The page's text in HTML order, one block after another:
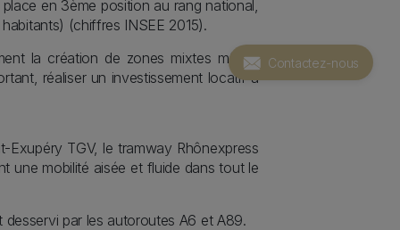
Sticky icon
Contactez-nous
en 3ème position au rang national,
(chiffres INSEE 2015).
la création de zones mixtes mêlant
réaliser un investissement locatif à
Exupéry TGV, le tramway Rhônexpress
une mobilité aisée et fluide dans tout le
par les autoroutes A6 et A89.